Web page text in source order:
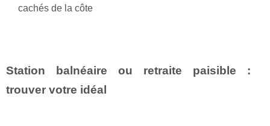
cachés de la côte
Station balnéaire ou retraite paisible :
trouver votre idéal